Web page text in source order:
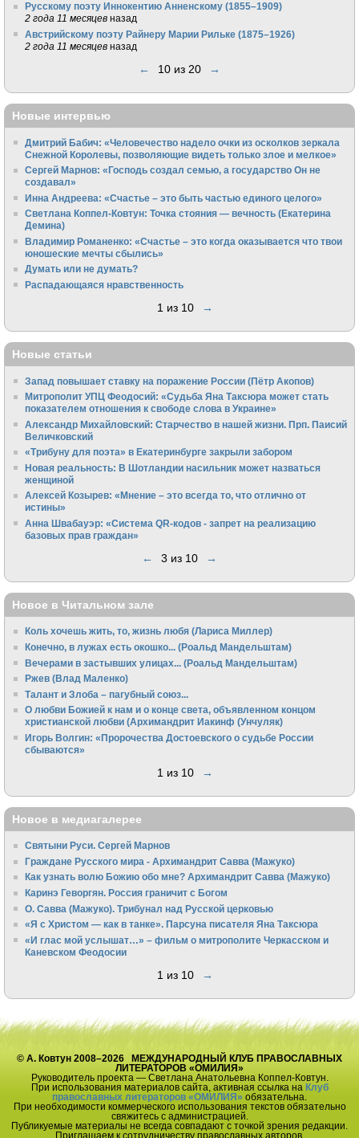
Русскому поэту Иннокентию Анненскому (1855–1909)
2 года 11 месяцев назад
Австрийскому поэту Райнеру Марии Рильке (1875–1926)
2 года 11 месяцев назад
← 10 из 20 →
Новые интервью
Дмитрий Бабич: «Человечество надело очки из осколков зеркала
Снежной Королевы, позволяющие видеть только злое и мелкое»
Сергей Марнов: «Господь создал семью, а государство Он не
создавал»
Инна Андреева: «Счастье – это быть частью единого целого»
Светлана Коппел-Ковтун: Точка стояния — вечность (Екатерина
Демина)
Владимир Романенко: «Счастье – это когда оказывается что твои
юношеские мечты сбылись»
Думать или не думать?
Распадающаяся нравственность
1 из 10 →
Новые статьи
Запад повышает ставку на поражение России (Пётр Акопов)
Митрополит УПЦ Феодосий: «Судьба Яна Таксюра может стать
показателем отношения к свободе слова в Украине»
Алек­сандр Михайловский: Старчество в нашей жизни. Прп. Паисий
Величковский
«Трибуну для поэта» в Екатеринбурге закрыли забором
Новая реальность: В Шотландии насильник может назваться
женщиной
Алексей Козырев: «Мнение – это всегда то, что отлично от
истины»
Анна Швабауэр: «Система QR-кодов - запрет на реализацию
базовых прав граждан»
← 3 из 10 →
Новое в Читальном зале
Коль хочешь жить, то, жизнь любя (Лариса Миллер)
Конечно, в лужах есть окошко... (Роальд Мандельштам)
Вечерами в застывших улицах... (Роальд Мандельштам)
Ржев (Влад Маленко)
Талант и Злоба – пагубный союз...
О любви Божией к нам и о конце света, объявленном концом
христианской любви (Архимандрит Иакинф (Унчуляк)
Игорь Волгин: «Пророчества Достоевского о судьбе России
сбываются»
1 из 10 →
Новое в медиагалерее
Святыни Руси. Сергей Марнов
Граждане Русского мира - Архимандрит Савва (Мажуко)
Как узнать волю Божию обо мне? Архимандрит Савва (Мажуко)
Каринэ Геворгян. Россия граничит с Богом
О. Савва (Мажуко). Трибунал над Русской церковью
«Я с Христом — как в танке». Парсуна писателя Яна Таксюра
«И глас мой услышат…» – фильм о митрополите Черкасском и
Каневском Феодосии
1 из 10 →
© А. Ковтун 2008–2026 МЕЖДУНАРОДНЫЙ КЛУБ ПРАВОСЛАВНЫХ
ЛИТЕРАТОРОВ «ОМИЛИЯ»
Руководитель проекта — Светлана Анатольевна Коппел-Ковтун.
При использования материалов сайта, активная ссылка на Клуб
православных литераторов «ОМИЛИЯ» обязательна.
При необходимости коммерческого использования текстов обязательно
свяжитесь с администрацией.
Публикуемые материалы не всегда совпадают с точкой зрения редакции.
Приглашаем к сотрудничеству православных авторов.